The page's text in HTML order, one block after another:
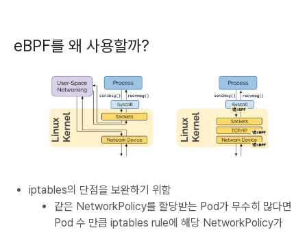
eBPF를 왜 사용할까?
iptables의 단점을 보완하기 위함
같은 NetworkPolicy를 할당받는 Pod가 무수히 많다면
Pod 수 만큼 iptables rule에 해당 NetworkPolicy가